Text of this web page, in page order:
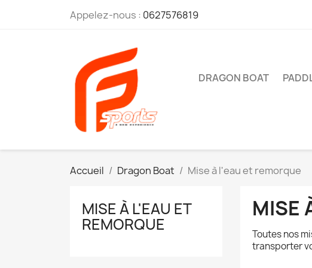
Appelez-nous : 0627576819
DRAGON BOAT
Accueil Dragon Boat Mise à l'eau et remorque
MISE À L'EAU ET
REMORQUE
MISE
Toutes nos
transporter